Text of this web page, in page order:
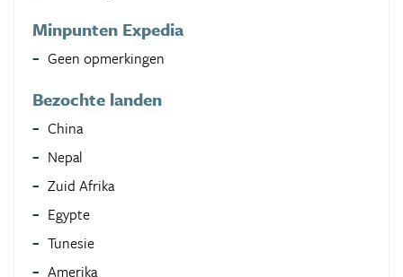
Minpunten Expedia
Geen opmerkingen
Bezochte landen
China
Nepal
Zuid Afrika
Egypte
Tunesie
Amerika